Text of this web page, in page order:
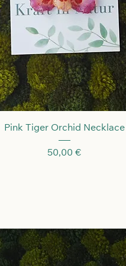
Schnellansicht
Pink Tiger Orchid Necklace
Preis
50,00 €